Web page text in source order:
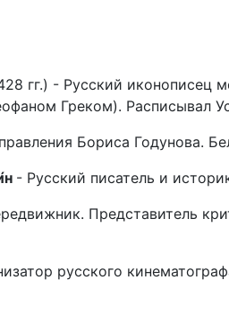
гг.) - Русский иконописец
Греком). Расписывал
Бориса Годунова.
- Русский писатель и
Представитель
русского